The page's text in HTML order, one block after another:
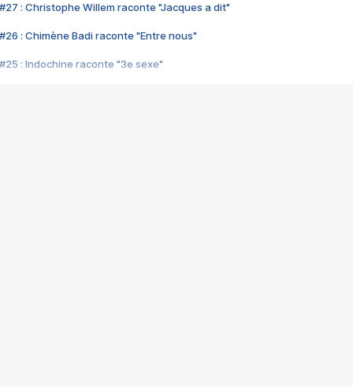
#27 : Christophe Willem raconte "Jacques a dit"
#26 : Chimène Badi raconte "Entre nous"
#25 : Indochine raconte "3e sexe"